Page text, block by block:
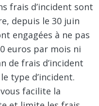
frais d’incident sont
depuis le 30 juin
engagées à ne pas
euros par mois ni
de frais d’incident
type d’incident.
facilite la